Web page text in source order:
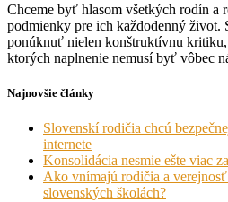
Chceme byť hlasom všetkých rodín a
podmienky pre ich každodenný život.
ponúknuť nielen konštruktívnu kritiku,
ktorých naplnenie nemusí byť vôbec
Najnovšie články
Slovenskí rodičia chcú
internete
Konsolidácia nesmie ešte viac
Ako vnímajú rodičia a
slovenských školách?